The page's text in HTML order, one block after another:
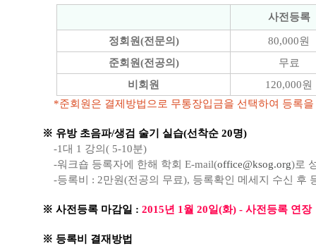
사전등록
정회원(전문의)
80,000원
준회원(전공의)
무료
비회원
120,000원
*준회원은 결제방법으로 무통장입금을 선택하여 등록
※ 유방 초음파/생검 술기 실습(선착순 20명)
-1대 1 강의( 5-10분)
-워크숍 등록자에 한해 학회 E-mail(office@ksog.org)로
-등록비 : 2만원(전공의 무료), 등록확인 메세지 수신 후
※ 사전등록 마감일 : 2015년 1월 20일(화) - 사전등록 연장
※ 등록비 결재방법